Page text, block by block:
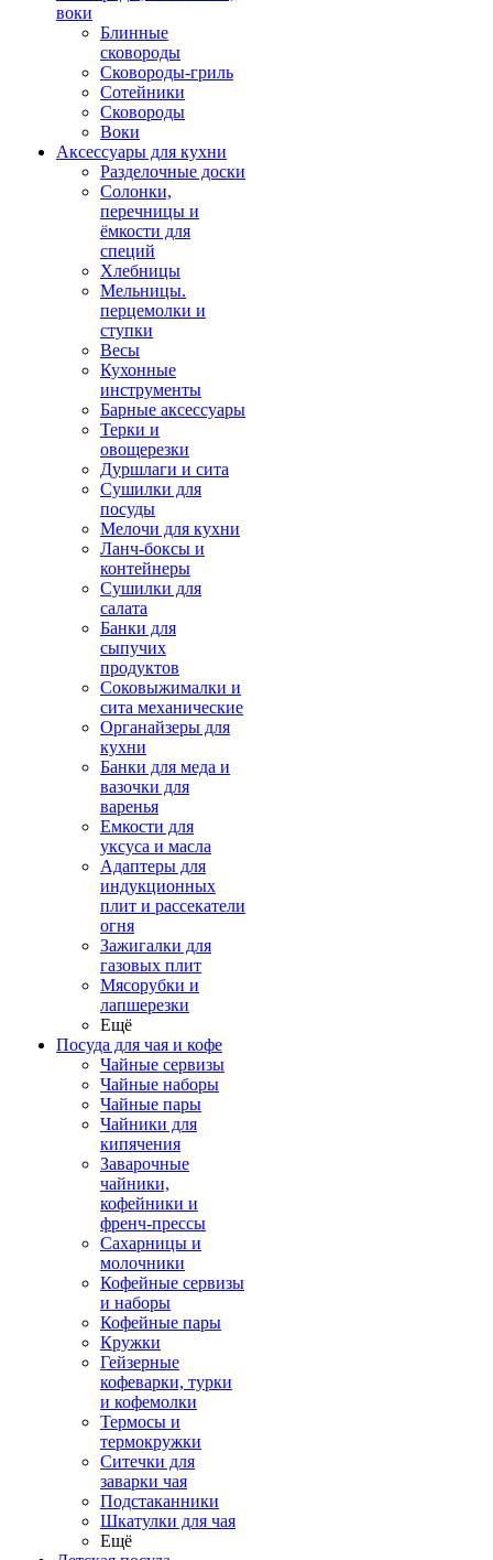
воки
Блинные
сковороды
Сковороды-гриль
Сотейники
Сковороды
Воки
Аксессуары для кухни
Разделочные доски
Солонки,
перечницы и
ёмкости для
специй
Хлебницы
Мельницы.
перцемолки и
ступки
Весы
Кухонные
инструменты
Барные аксессуары
Терки и
овощерезки
Дуршлаги и сита
Сушилки для
посуды
Мелочи для кухни
Ланч-боксы и
контейнеры
Сушилки для
салата
Банки для
сыпучих
продуктов
Соковыжималки и
сита механические
Органайзеры для
кухни
Банки для меда и
вазочки для
варенья
Емкости для
уксуса и масла
Адаптеры для
индукционных
плит и рассекатели
огня
Зажигалки для
газовых плит
Мясорубки и
лапшерезки
Ещё
Посуда для чая и кофе
Чайные сервизы
Чайные наборы
Чайные пары
Чайники для
кипячения
Заварочные
чайники,
кофейники и
френч-прессы
Сахарницы и
молочники
Кофейные сервизы
и наборы
Кофейные пары
Кружки
Гейзерные
кофеварки, турки
и кофемолки
Термосы и
термокружки
Ситечки для
заварки чая
Подстаканники
Шкатулки для чая
Ещё